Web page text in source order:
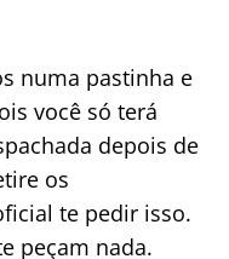
numa pastinha e
você só terá
depois de
os
te pedir isso.
peçam nada.